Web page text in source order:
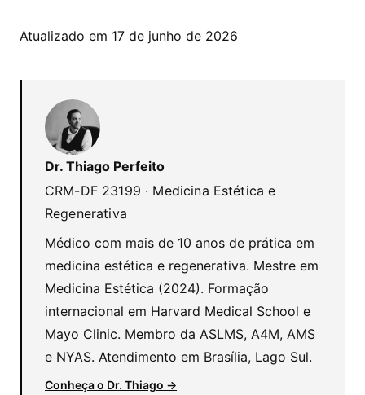
Atualizado em 17 de junho de 2026
Dr. Thiago Perfeito
CRM-DF 23199 · Medicina Estética e
Regenerativa
Médico com mais de 10 anos de prática em
medicina estética e regenerativa. Mestre em
Medicina Estética (2024). Formação
internacional em Harvard Medical School e
Mayo Clinic. Membro da ASLMS, A4M, AMS
e NYAS. Atendimento em Brasília, Lago Sul.
Conheça o Dr. Thiago →